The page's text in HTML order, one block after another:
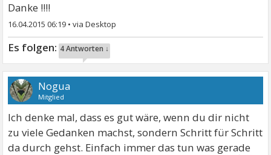
Danke !!!!
16.04.2015 06:19 •
4 Antworten ↓
Nogua
Mitglied
Ich denke mal, dass es gut wäre, wenn du dir nicht
zu viele Gedanken machst, sondern Schritt für Schritt
da durch gehst. Einfach immer das tun was gerade